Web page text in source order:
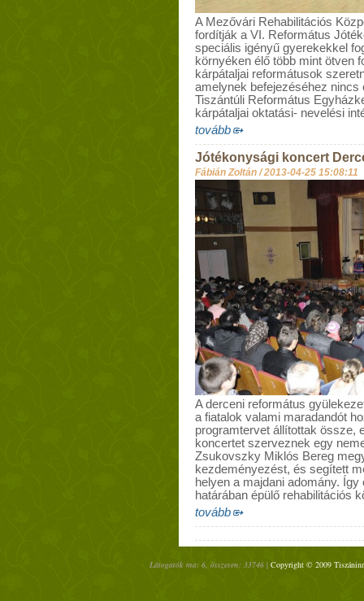
A Mezővári Rehabilitációs
fordítják a VI. Református
speciális igényű gyerekekkel
környéken élő több mint ötven
kárpátaljai reformátusok
amelynek befejezéséhez nincs
Tiszántúli Református
kárpátaljai oktatási- nevelési
tovább
Jótékonysági koncert
Fábián Zoltán /2013-04-25 15:08:11
A derceni református
a fiatalok valami maradandót
programtervet állítottak össze,
koncertet szerveznek egy
Zsukovszky Miklós Bereg
kezdeményezést, és segített
helyen a majdani adomány.
határában épülő rehabilitációs
tovább
Látogatók ma: 6, összesen: 33746 | Copyright © 2009